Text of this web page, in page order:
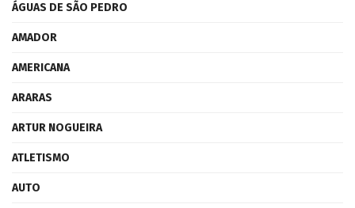
ÁGUAS DE SÃO PEDRO
AMADOR
AMERICANA
ARARAS
ARTUR NOGUEIRA
ATLETISMO
AUTO